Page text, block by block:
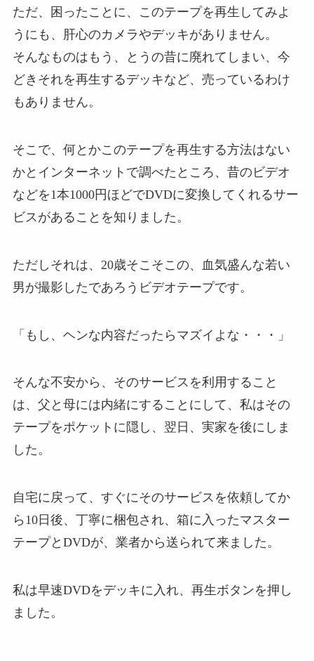
ただ、困ったことに、このテープを再生してみよ
うにも、肝心のカメラやデッキがありません。
そんなものはもう、とうの昔に廃れてしまい、今
どきそれを再生するデッキなど、売っているわけ
もありません。
そこで、何とかこのテープを再生する方法はない
かとインターネットで調べたところ、昔のビデオ
などを1本1000円ほどでDVDに変換してくれるサー
ビスがあることを知りました。
ただしそれは、20歳そこそこの、血気盛んな若い
男が撮影したであろうビデオテープです。
「もし、ヘンな内容だったらマズイよな・・・」
そんな不安から、そのサービスを利用すること
は、父と母には内緒にすることにして、私はその
テープをポケットに隠し、翌日、実家を後にしま
した。
自宅に戻って、すぐにそのサービスを依頼してか
ら10日後、丁寧に梱包され、箱に入ったマスター
テープとDVDが、業者から送られて来ました。
私は早速DVDをデッキに入れ、再生ボタンを押し
ました。